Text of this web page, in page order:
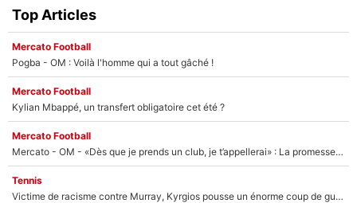
Top Articles
Mercato Football
Pogba - OM : Voilà l'homme qui a tout gâché !
Mercato Football
Kylian Mbappé, un transfert obligatoire cet été ?
Mercato Football
Mercato - OM - «Dès que je prends un club, je t’appellerai» : La promesse de Marcelino au moment de claquer la porte
Tennis
Victime de racisme contre Murray, Kyrgios pousse un énorme coup de gueule !